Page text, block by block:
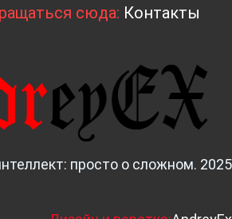
сюда: Контакты
просто о сложном. 2025